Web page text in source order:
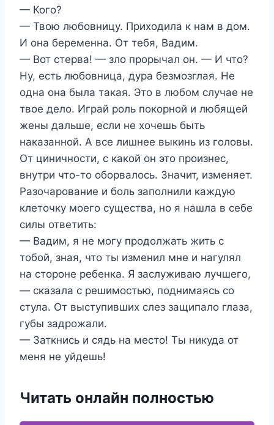
— Кого?
— Твою любовницу. Приходила к нам в дом.
И она беременна. От тебя, Вадим.
— Вот стерва! — зло прорычал он. — И что?
Ну, есть любовница, дура безмозглая. Не
одна она была такая. Это в любом случае не
твое дело. Играй роль покорной и любящей
жены дальше, если не хочешь быть
наказанной. А все лишнее выкинь из головы.
От циничности, с какой он это произнес,
внутри что-то оборвалось. Значит, изменяет.
Разочарование и боль заполнили каждую
клеточку моего существа, но я нашла в себе
силы ответить:
— Вадим, я не могу продолжать жить с
тобой, зная, что ты изменил мне и нагулял
на стороне ребенка. Я заслуживаю лучшего,
— сказала с решимостью, поднимаясь со
стула. От выступивших слез защипало глаза,
губы задрожали.
— Заткнись и сядь на место! Ты никуда от
меня не уйдешь!
Читать онлайн полностью